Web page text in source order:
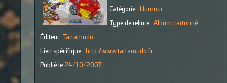
Catégorie : Humour
Type de reliure : Album cartonné
Éditeur : Tartamudo
Lien spécifique : http://www.tartamudo.fr
Publié le 24/10/2007